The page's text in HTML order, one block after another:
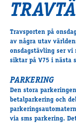
Tävlingsdagar
FAQ
Travkonferens
Exponering & värdskap
Aktiviteter
Hört och hänt
Travsporten på
av några utav
onsdagstävling ser vi
siktar på V75 i nästa
PARKERING
Den stora
betalparkering och
via sms parkering.